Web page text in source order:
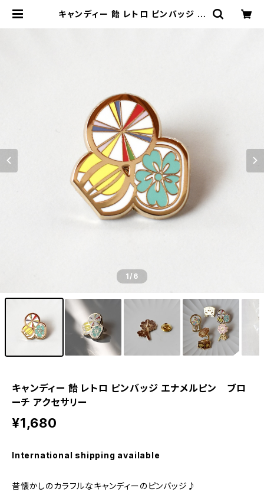
キャンディー 飴 レトロ ピンバッジ エ
1/6
キャンディー 飴 レトロ ピンバッジ エナメルピン ブロ
ーチ アクセサリー
¥1,680
International shipping available
昔懐かしのカラフルなキャンディーのピンバッジ♪